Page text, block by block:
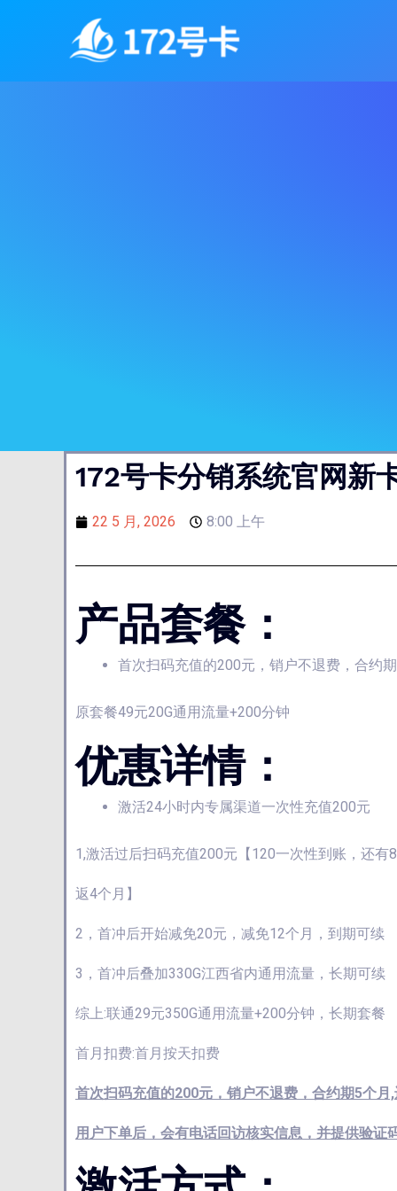
172号卡分销系统官网新
22 5 月, 2026 8:00 上午
产品套餐：
首次扫码充值的200元，销户不退费，合约
原套餐49元20G通用流量+200分钟
优惠详情：
激活24小时内专属渠道一次性充值200元
1,激活过后扫码充值200元【120一次性到账，还有
返4个月】
2，首冲后开始减免20元，减免12个月，到期可续
3，首冲后叠加330G江西省内通用流量，长期可续
综上:联通29元350G通用流量+200分钟，长期套餐
首月扣费:首月按天扣费
首次扫码充值的200元，销户不退费，合约期5个月
用户下单后，会有电话回访核实信息，并提供验证